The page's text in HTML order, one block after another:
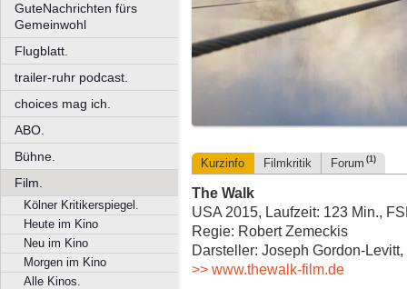
GuteNachrichten fürs
Gemeinwohl
Flugblatt.
trailer-ruhr podcast.
choices mag ich.
ABO.
Bühne.
Film.
Kölner Kritikerspiegel.
Heute im Kino
Neu im Kino
Morgen im Kino
Alle Kinos.
Kurzinfo Filmkritik Forum (1)
The Walk
USA 2015, Laufzeit: 123 Min.,
Regie: Robert Zemeckis
Darsteller: Joseph Gordon-
>> www.thewalk-film.de